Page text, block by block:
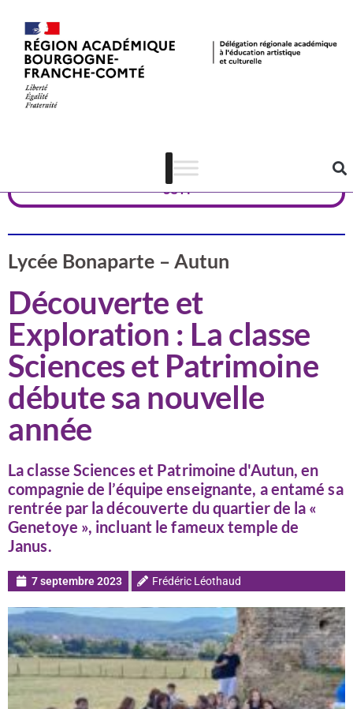
CSTI
Lycée Bonaparte – Autun
Découverte et
Exploration : La classe
Sciences et Patrimoine
débute sa nouvelle
année
La classe Sciences et Patrimoine d'Autun, en
compagnie de l’équipe enseignante, a entamé sa
rentrée par la découverte du quartier de la «
Genetoye », incluant le fameux temple de
Janus.
7 septembre 2023 Frédéric Léothaud